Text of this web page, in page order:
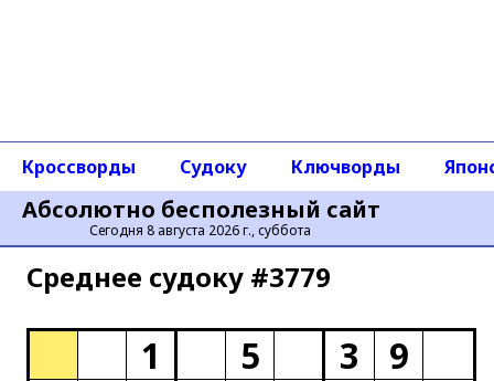
Абсолютно бесполезный сайт
Сегодня 8 августа 2026 г., суббота
Кроссворды Судоку Ключворды
Среднее cудоку #3779
1 5 3
9